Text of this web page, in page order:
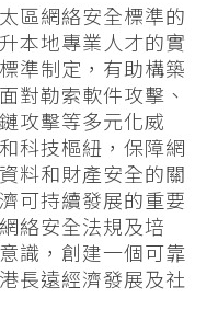
區網絡安全標準的
本地專業人才的實
準制定，有助構築
對勒索軟件攻擊、
攻擊等多元化威
科技樞紐，保障網
料和財產安全的關
可持續發展的重要
絡安全法規及培
識，創建一個可靠
長遠經濟發展及社